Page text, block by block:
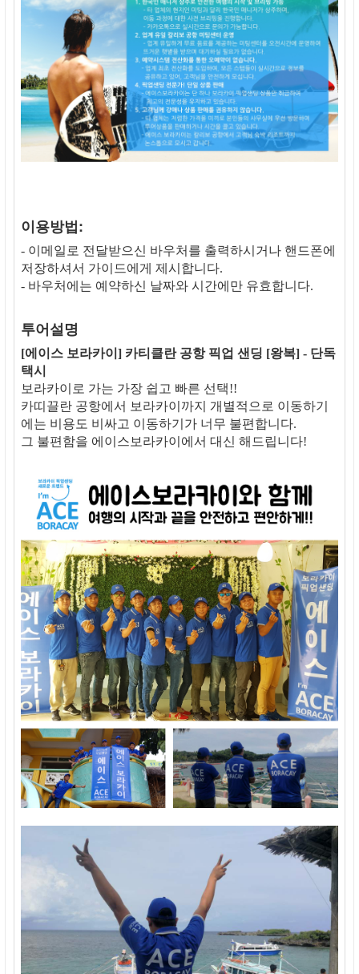
이용방법:
- 이메일로 전달받으신 바우처를 출력하시거나 핸드폰에
저장하셔서 가이드에게 제시합니다.
- 바우처에는 예약하신 날짜와 시간에만 유효합니다.
투어설명
[에이스 보라카이] 카티클란 공항 픽업 샌딩 [왕복] - 단독
택시
보라카이로 가는 가장 쉽고 빠른 선택!!
카띠끌란 공항에서 보라카이까지 개별적으로 이동하기
에는 비용도 비싸고 이동하기가 너무 불편합니다.
그 불편함을 에이스보라카이에서 대신 해드립니다!